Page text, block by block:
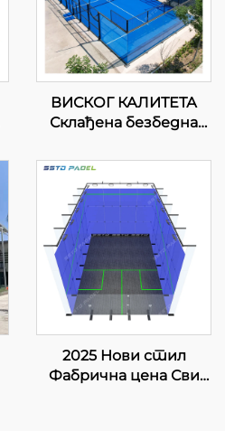
ВИСКОГ КАЛИТЕТА
Склађена безбедна
панорамски суд падел
тенис падел суд 2024
Одличан дизајн
Појавни падел
трибуни 003
2025 Нови стил
Фабрична цена Сви